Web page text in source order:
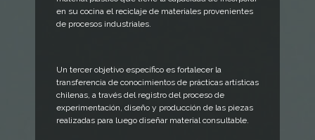
en su cocina el reciclaje de materiales provenientes
de procesos industriales.
Un tercer objetivo específico es fortalecer la
transferencia de conocimientos de prácticas artísticas
chilenas, a través del registro del proceso de
experimentación, diseño y producción de las piezas
realizadas para luego diseñar material consultable.